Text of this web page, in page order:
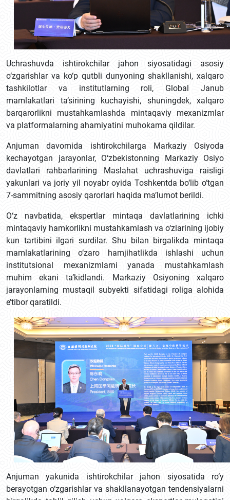
Uchrashuvda ishtirokchilar jahon siyosatidagi asosiy
o‘zgarishlar va ko‘p qutbli dunyoning shakllanishi, xalqaro
tashkilotlar va institutlarning roli, Global Janub
mamlakatlari ta’sirining kuchayishi, shuningdek, xalqaro
barqarorlikni mustahkamlashda mintaqaviy mexanizmlar
va platformalarning ahamiyatini muhokama qildilar.
Anjuman davomida ishtirokchilarga Markaziy Osiyoda
kechayotgan jarayonlar, O‘zbekistonning Markaziy Osiyo
davlatlari rahbarlarining Maslahat uchrashuviga raisligi
yakunlari va joriy yil noyabr oyida Toshkentda bo‘lib o‘tgan
7-sammitning asosiy qarorlari haqida ma’lumot berildi.
O‘z navbatida, ekspertlar mintaqa davlatlarining ichki
mintaqaviy hamkorlikni mustahkamlash va o‘zlarining ijobiy
kun tartibini ilgari surdilar. Shu bilan birgalikda mintaqa
mamlakatlarining o‘zaro hamjihatlikda ishlashi uchun
institutsional mexanizmlarni yanada mustahkamlash
muhim ekani ta’kidlandi. Markaziy Osiyoning xalqaro
jarayonlarning mustaqil subyekti sifatidagi roliga alohida
e’tibor qaratildi.
Anjuman yakunida ishtirokchilar jahon siyosatida ro‘y
berayotgan o‘zgarishlar va shakllanayotgan tendensiyalarni